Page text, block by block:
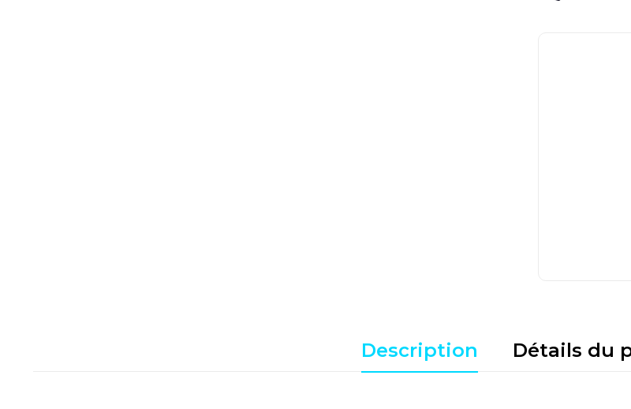
Description Détails du